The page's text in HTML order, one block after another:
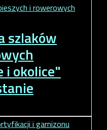
szlaków
i okolice"